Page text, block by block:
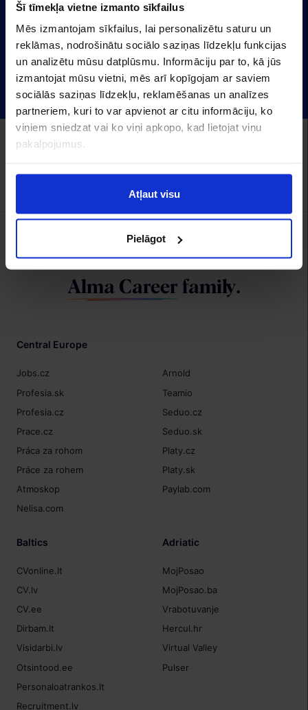
Šī tīmekļa vietne izmanto sīkfailus
Mēs izmantojam sīkfailus, lai personalizētu saturu un
reklāmas, nodrošinātu sociālo saziņas līdzekļu funkcijas
un analizētu mūsu datplūsmu. Informāciju par to, kā jūs
izmantojat mūsu vietni, mēs arī kopīgojam ar saviem
sociālās saziņas līdzekļu, reklamēšanas un analīzes
partneriem, kuri to var apvienot ar citu informāciju, ko
viņiem sniedzat vai ko viņi apkopo, kad lietojat viņu
pakalpojumus.
Atļaut visu
Pielāgot
marketing@cv.lv
Latvija
Alma Career Latvia:
CV.lv Recruitment.lv
We are a member of
Alma Career family.
Central Europe
Jobs.cz
Profesia.sk
Profesia.cz
Prace.cz
Práca za rohom
Práce za rohem
Atmoskop
Nelisa.com
Arnold
Teamio
Seduo.cz
Seduo.sk
Platy.cz
Platy.sk
Paylab.com
Baltics
CVonline.lt
CV.lv
CV.ee
Dirbam.lt
Visidarbi.lv
Otsintood.ee
Personaloatrankos.lt
Recruitment.lv
Adriatic
MojPosao
MojPosao.ba
Vrabotuvanje
Hercul.hr
Virtual Valley
Pulser